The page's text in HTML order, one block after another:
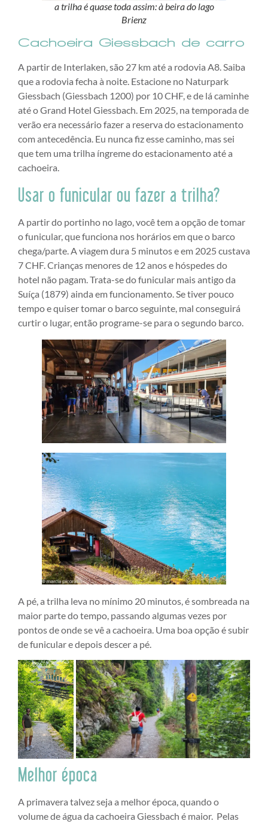
a trilha é quase toda assim: à beira do lago
Brienz
Cachoeira Giessbach de carro
A partir de Interlaken, são 27 km até a rodovia A8. Saiba
que a rodovia fecha à noite. Estacione no Naturpark
Giessbach (Giessbach 1200) por 10 CHF, e de lá caminhe
até o Grand Hotel Giessbach. Em 2025, na temporada de
verão era necessário fazer a reserva do estacionamento
com antecedência. Eu nunca fiz esse caminho, mas sei
que tem uma trilha íngreme do estacionamento até a
cachoeira.
Usar o funicular ou fazer a trilha?
A partir do portinho no lago, você tem a opção de tomar
o funicular, que funciona nos horários em que o barco
chega/parte. A viagem dura 5 minutos e em 2025 custava
7 CHF. Crianças menores de 12 anos e hóspedes do
hotel não pagam. Trata-se do funicular mais antigo da
Suíça (1879) ainda em funcionamento. Se tiver pouco
tempo e quiser tomar o barco seguinte, mal conseguirá
curtir o lugar, então programe-se para o segundo barco.
A pé, a trilha leva no mínimo 20 minutos, é sombreada na
maior parte do tempo, passando algumas vezes por
pontos de onde se vê a cachoeira. Uma boa opção é subir
de funicular e depois descer a pé.
Melhor época
A primavera talvez seja a melhor época, quando o
volume de água da cachoeira Giessbach é maior. Pelas